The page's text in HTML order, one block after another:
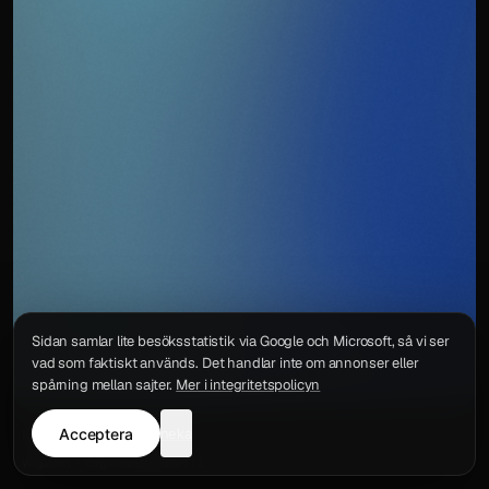
IntegritetspolicyKontakt
Sidan samlar lite besöksstatistik via Google och Microsoft, så vi ser
vad som faktiskt används. Det handlar inte om annonser eller
spårning mellan sajter. Mer i integritetspolicyn
Acceptera neka